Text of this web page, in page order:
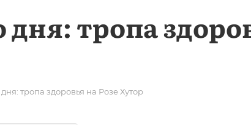
тропа
тропа здоровья на Розе Хутор